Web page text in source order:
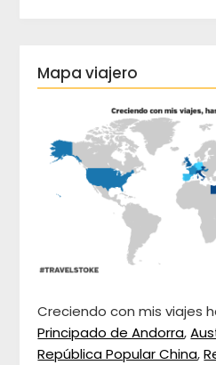
Mapa viajero
Creciendo con mis viajes
Principado de Andorra,
República Popular China,